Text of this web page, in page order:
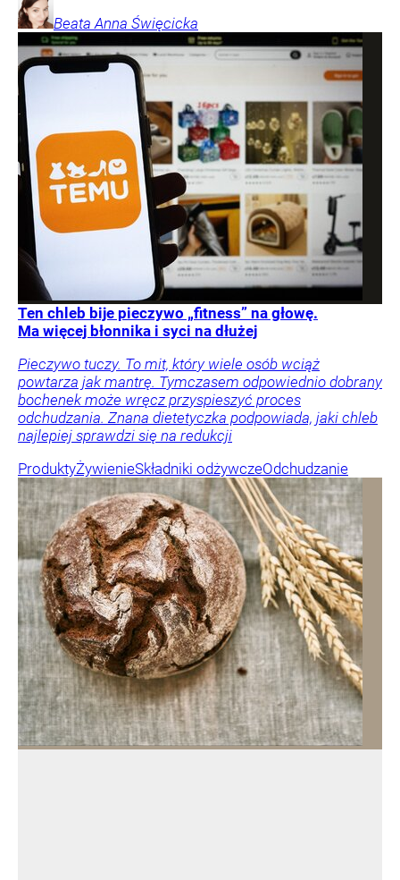
Beata Anna Święcicka
Ten chleb bije pieczywo „fitness” na głowę.
Ma więcej błonnika i syci na dłużej
Pieczywo tuczy. To mit, który wiele osób wciąż
powtarza jak mantrę. Tymczasem odpowiednio dobrany
bochenek może wręcz przyspieszyć proces
odchudzania. Znana dietetyczka podpowiada, jaki chleb
najlepiej sprawdzi się na redukcji
ProduktyŻywienieSkładniki odżywczeOdchudzanie